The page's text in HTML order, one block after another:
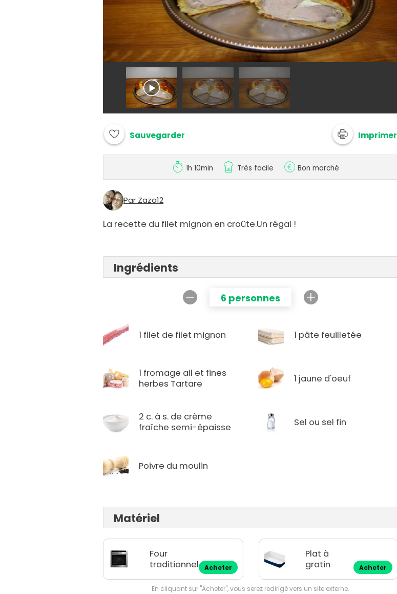
Sauvegarder Imprimer
1h 10min Très facile Bon marché
Par Zaza12
La recette du filet mignon en croûte.Un régal !
Ingrédients
6 personnes
1 filet de filet mignon 1 pâte feuilletée
1 fromage ail et fines
herbes Tartare
1 jaune d'oeuf
2 c. à s. de crème
fraîche semi-épaisse
Sel ou sel fin
Poivre du moulin
Matériel
Four
traditionnel
Acheter
Plat à
gratin
Acheter
En cliquant sur "Acheter", vous serez redirigé vers un site externe.